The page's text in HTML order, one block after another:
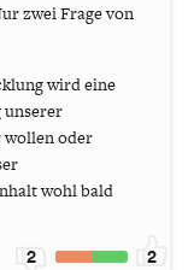
zwei Frage von
wird eine
unserer
oder
wohl bald
2 2